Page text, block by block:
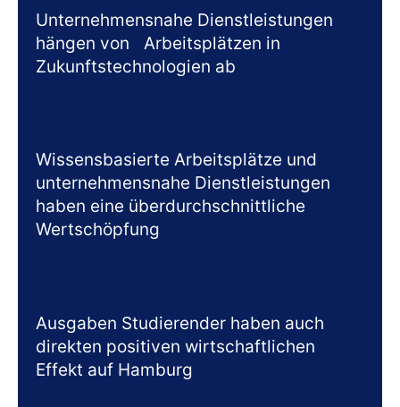
Unternehmensnahe Dienstleistungen
hängen von Arbeitsplätzen in
Zukunftstechnologien ab
Wissensbasierte Arbeitsplätze und
unternehmensnahe Dienstleistungen
haben eine überdurchschnittliche
Wertschöpfung
Ausgaben Studierender haben auch
direkten positiven wirtschaftlichen
Effekt auf Hamburg